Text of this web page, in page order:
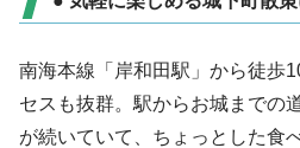
南海本線「岸和田駅」から徒歩
セスも抜群。駅からお城までの
が続いていて、ちょっとした食